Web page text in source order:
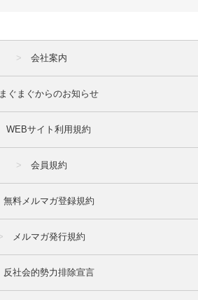
会社案内
まぐまぐからのお知らせ
WEBサイト利用規約
会員規約
無料メルマガ登録規約
メルマガ発行規約
反社会的勢力排除宣言